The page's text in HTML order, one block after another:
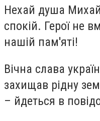
Нехай душа
спокій. Герої не
нашій пам'яті!
Вічна слава
захищав рідну
– йдеться в